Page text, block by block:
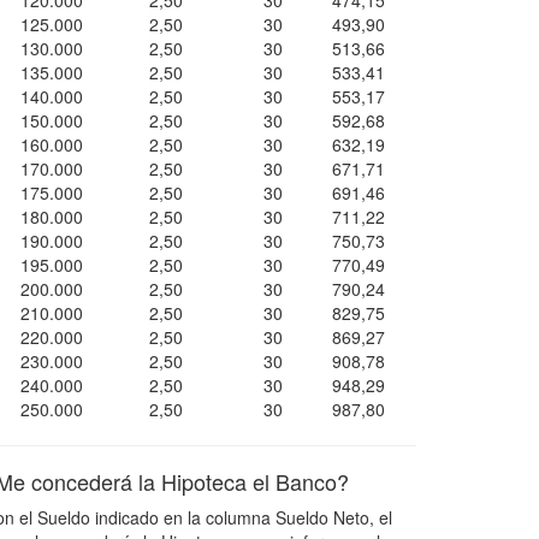
125.000
2,50 30
493,90
130.000
2,50 30
513,66
135.000
2,50 30
533,41
140.000
2,50 30
553,17
150.000
2,50 30
592,68
160.000
2,50 30
632,19
170.000
2,50 30
671,71
175.000
2,50 30
691,46
180.000
2,50 30
711,22
190.000
2,50 30
750,73
195.000
2,50 30
770,49
200.000
2,50 30
790,24
210.000
2,50 30
829,75
220.000
2,50 30
869,27
230.000
2,50 30
908,78
240.000
2,50 30
948,29
250.000
2,50 30 987,80
concederá la Hipoteca el Banco?
el Sueldo indicado en la columna Sueldo Neto, el